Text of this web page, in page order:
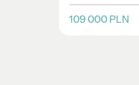
109 000 PLN